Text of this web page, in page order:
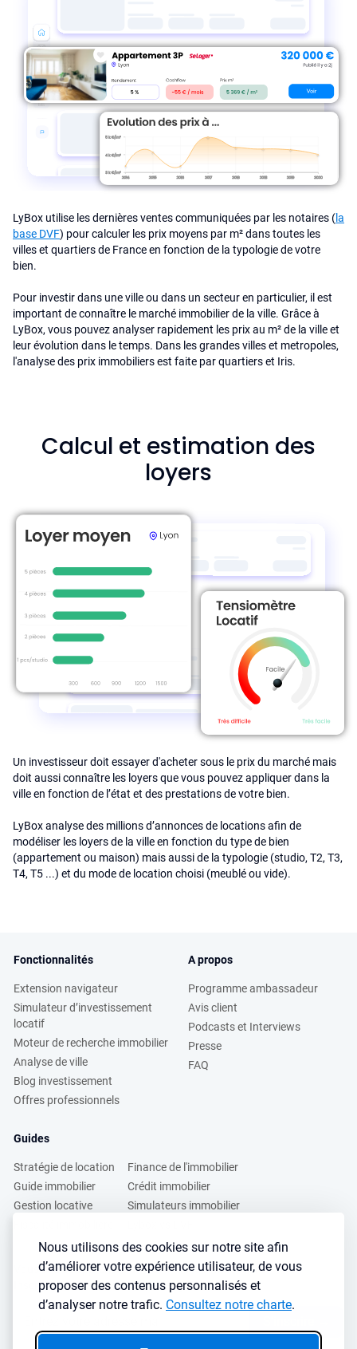
Nous utilisons des cookies sur notre site afin
d’améliorer votre expérience utilisateur, de vous
proposer des contenus personnalisés et
d’analyser notre trafic. Consultez notre charte.
LyBox utilise les dernières ventes communiquées par les notaires (la
base DVF) pour calculer les prix moyens par m² dans toutes les
villes et quartiers de France en fonction de la typologie de votre
bien.
Pour investir dans une ville ou dans un secteur en particulier, il est
important de connaître le marché immobilier de la ville. Grâce à
LyBox, vous pouvez analyser rapidement les prix au m² de la ville et
leur évolution dans le temps. Dans les grandes villes et metropoles,
l'analyse des prix immobiliers est faite par quartiers et Iris.
Calcul et estimation des
loyers
Un investisseur doit essayer d'acheter sous le prix du marché mais
doit aussi connaître les loyers que vous pouvez appliquer dans la
ville en fonction de l’état et des prestations de votre bien.
LyBox analyse des millions d’annonces de locations afin de
modéliser les loyers de la ville en fonction du type de bien
(appartement ou maison) mais aussi de la typologie (studio, T2, T3,
T4, T5 ...) et du mode de location choisi (meublé ou vide).
Fonctionnalités
Extension navigateur
Simulateur d’investissement
locatif
Moteur de recherche immobilier
Analyse de ville
Blog investissement
Offres professionnels
A propos
Programme ambassadeur
Avis client
Podcasts et Interviews
Presse
FAQ
Guides
Stratégie de location
Guide immobilier
Gestion locative
Finance de l'immobilier
Crédit immobilier
Simulateurs immobilier
Vous voulez apprendre à investir dans l’immobilier ?
Inscrivez vous à notre newsletter gratuite :